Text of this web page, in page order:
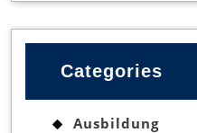
Categories
Ausbildung